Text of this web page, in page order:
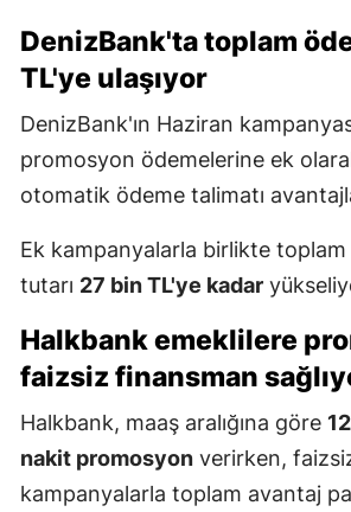
DenizBank'ta toplam
TL'ye ulaşıyor
DenizBank'ın Haziran
promosyon ödemelerine ek
otomatik ödeme talimatı
Ek kampanyalarla birlikte
tutarı 27 bin TL'ye kadar
Halkbank emeklilere
faizsiz finansman
Halkbank, maaş aralığına göre
nakit promosyon verirken,
kampanyalarla toplam avantaj